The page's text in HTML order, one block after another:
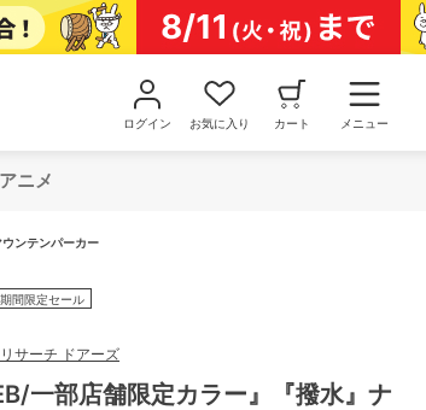
ログイン お気に入り カート メニュー
アニメ
ンテンパーカー
期間限定セール
サーチ ドアーズ
一部店舗限定カラー』『撥水』ナ